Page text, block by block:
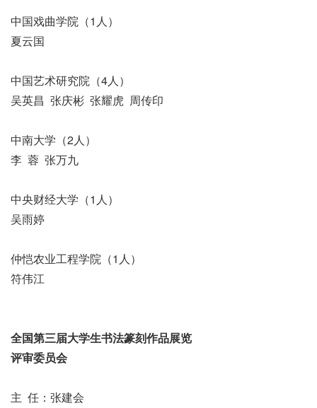
中国戏曲学院（1人）
夏云国
中国艺术研究院（4人）
吴英昌 张庆彬 张耀虎 周传印
中南大学（2人）
李 蓉 张万九
中央财经大学（1人）
吴雨婷
仲恺农业工程学院（1人）
符伟江
全国第三届大学生书法篆刻作品展览
评审委员会
主 任：张建会